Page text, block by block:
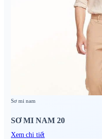
Sơ mi nam
SƠ MI NAM 20
Xem chi tiết